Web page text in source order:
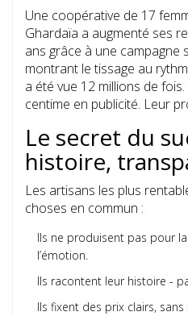
Une coopérative de 17
Ghardaïa a augmenté ses
ans grâce à une campagne
montrant le tissage au
a été vue 12 millions de
centime en publicité. Leur
Le secret du
histoire,
Les artisans les plus
choses en commun :
Ils ne produisent pas pour
l’émotion.
Ils racontent leur histoire -
Ils fixent des prix clairs,